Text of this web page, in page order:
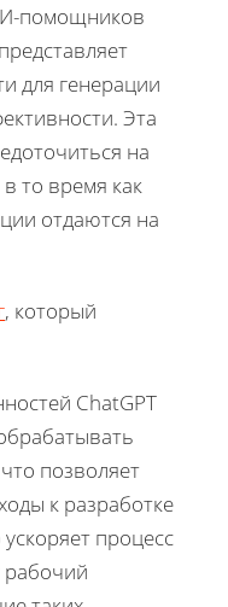
помощников
для генерации
Эта
на
то время как
отдаются на
, который
ChatGPT
позволяет
к разработке
процесс
рабочий